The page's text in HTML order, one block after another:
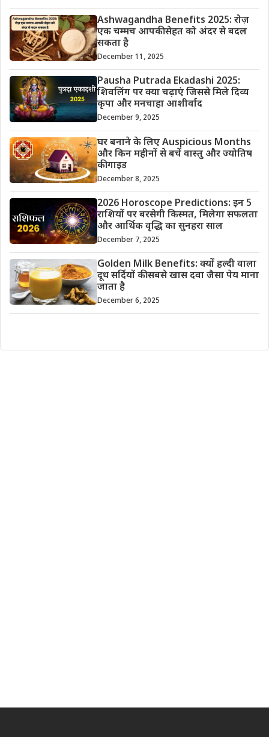
Ashwagandha Benefits 2025: रोज़
एक चम्मच आपकी सेहत को अंदर से बदल
सकता है
December 11, 2025
Pausha Putrada Ekadashi 2025:
शिवलिंग पर क्या चढ़ाएं जिससे मिले दिव्य
कृपा और मनचाहा आशीर्वाद
December 9, 2025
घर बनाने के लिए Auspicious Months
और किन महीनों से बचें वास्तु और ज्योतिष
की गाइड
December 8, 2025
2026 Horoscope Predictions: इन 5
राशियों पर बरसेगी किस्मत, मिलेगा सफलता
और आर्थिक वृद्धि का सुनहरा साल
December 7, 2025
Golden Milk Benefits: क्यों हल्दी वाला
दूध सर्दियों की सबसे खास दवा जैसा पेय माना
जाता है
December 6, 2025